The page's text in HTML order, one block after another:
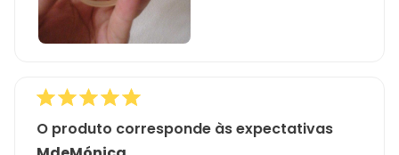
O produto corresponde às expectativas